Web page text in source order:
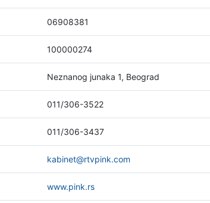
06908381
100000274
Neznanog junaka 1, Beograd
011/306-3522
011/306-3437
kabinet@rtvpink.com
www.pink.rs